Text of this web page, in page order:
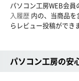
パソコン工房WEB会
入履歴 内の、当商品
らレビュー投稿ができ
パソコン工房の安